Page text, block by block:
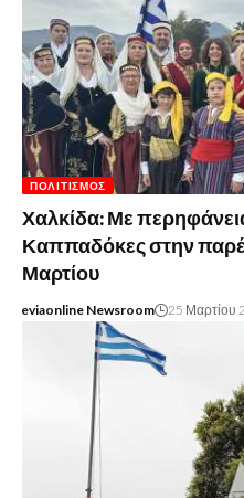
ΠΟΛΙΤΙΣΜΌΣ
Χαλκίδα: Με
Καππαδόκες στην
Μαρτίου
eviaonline Newsroom 25 Μαρτίου